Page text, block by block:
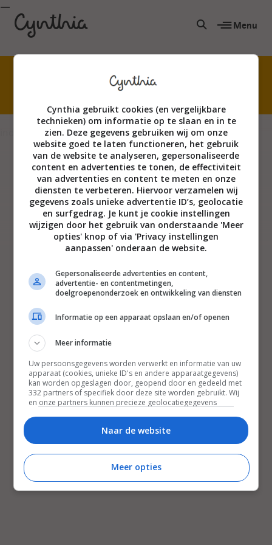
Menu
Niet creatief? Echt wel! Kom waterverven met
mijn superleuke online cursus.
Cynthia gebruikt cookies (en vergelijkbare
technieken) om informatie op te slaan en in te
zien. Deze gegevens gebruiken wij om onze
website goed te laten functioneren, het gebruik
van de website te analyseren, gepersonaliseerde
content en advertenties te tonen, de effectiviteit
van advertenties en content te meten en onze
diensten te verbeteren. Hiervoor verzamelen wij
gegevens zoals unieke advertentie ID’s, geolocatie
en surfgedrag. Je kunt je cookie instellingen
wijzigen door het gebruik van onderstaande 'Meer
opties' knop of via 'Privacy instellingen
aanpassen' onderaan de website.
Gepersonaliseerde advertenties en content,
advertentie- en contentmetingen,
doelgroepenonderzoek en ontwikkeling van diensten
Informatie op een apparaat opslaan en/of openen
Meer informatie
Uw persoonsgegevens worden verwerkt en informatie van uw
apparaat (cookies, unieke ID's en andere apparaatgegevens)
kan worden opgeslagen door, geopend door en gedeeld met
332 partners of specifiek door deze site worden gebruikt. Wij
en onze partners kunnen precieze geolocatiegegevens
Bepaalde leveranciers kunnen uw persoonsgegevens
beheren. Zoek onderaan deze pagina of in het sitemenu naar
een link om uw toestemming te beheren of in te trekken via de
privacy- en cookie-instellingen.
Naar de website
Meer opties